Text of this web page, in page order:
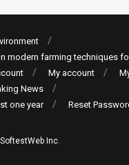
modern farming techniques
My account
News
one year
Reset
SoftestWeb Inc